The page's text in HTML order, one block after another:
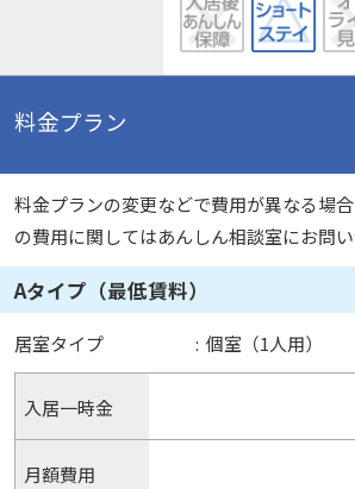
料金プラン
料金プランの変更などで費用が異なる場
の費用に関してはあんしん相談室にお問い
Aタイプ（最低賃料）
居室タイプ : 個室（1人用）
入居一時金
月額費用